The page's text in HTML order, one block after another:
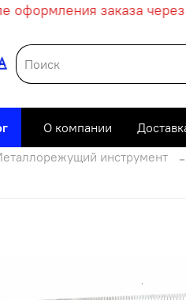
заказа через
О компании
инструмент